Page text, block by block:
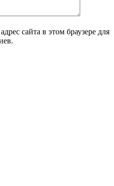
сайта в этом браузере для